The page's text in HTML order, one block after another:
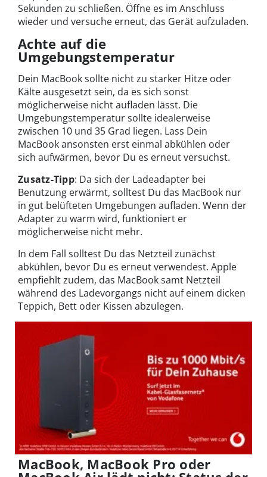
Sekunden zu schließen. Öffne es im Anschluss
wieder und versuche erneut, das Gerät aufzuladen.
Achte auf die
Umgebungstemperatur
Dein MacBook sollte nicht zu starker Hitze oder
Kälte ausgesetzt sein, da es sich sonst
möglicherweise nicht aufladen lässt. Die
Umgebungstemperatur sollte idealerweise
zwischen 10 und 35 Grad liegen. Lass Dein
MacBook ansonsten erst einmal abkühlen oder
sich aufwärmen, bevor Du es erneut versuchst.
Zusatz-Tipp: Da sich der Ladeadapter bei
Benutzung erwärmt, solltest Du das MacBook nur
in gut belüfteten Umgebungen aufladen. Wenn der
Adapter zu warm wird, funktioniert er
möglicherweise nicht mehr.
In dem Fall solltest Du das Netzteil zunächst
abkühlen, bevor Du es erneut verwendest. Apple
empfiehlt zudem, das MacBook samt Netzteil
während des Ladevorgangs nicht auf einem dicken
Teppich, Bett oder Kissen abzulegen.
MacBook, MacBook Pro oder